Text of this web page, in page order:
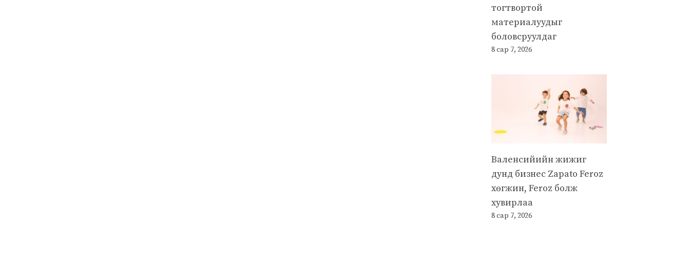
тогтвортой
материалуудыг
боловсруулдаг
8 сар 7, 2026
Валенсийийн жижиг
дунд бизнес Zapato Feroz
хөгжин, Feroz болж
хувирлаа
8 сар 7, 2026